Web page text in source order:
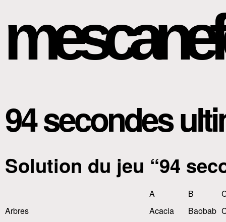
94 secondes
Solution du jeu “94
A B
Arbres
Acacia Baobab